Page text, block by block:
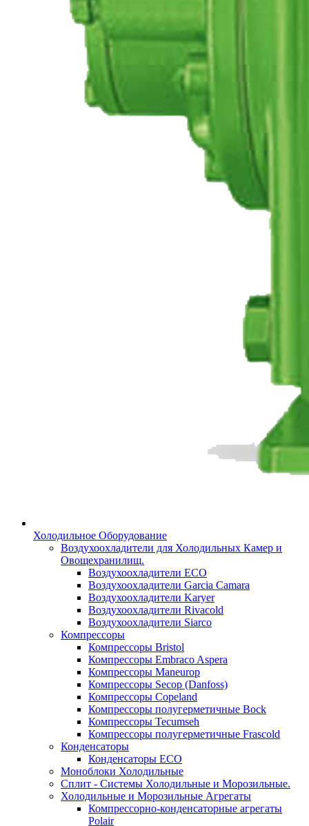
Холодильное Оборудование
Воздухоохладители для Холодильных Камер и
Овощехранилищ.
Воздухоохладители ECO
Воздухоохладители Garcia Camara
Воздухоохладители Karyer
Воздухоохладители Rivacold
Воздухоохладители Siarco
Компрессоры
Компрессоры Bristol
Компрессоры Embraco Aspera
Компрессоры Maneurop
Компрессоры Secop (Danfoss)
Компрессоры Copeland
Компрессоры полугерметичные Bock
Компрессоры Tecumseh
Компрессоры полугерметичные Frascold
Конденсаторы
Конденсаторы ECO
Моноблоки Холодильные
Сплит - Системы Холодильные и Морозильные.
Холодильные и Морозильные Агрегаты
Компрессорно-конденсаторные агрегаты
Polair